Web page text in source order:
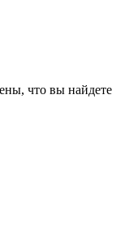
что вы найдете